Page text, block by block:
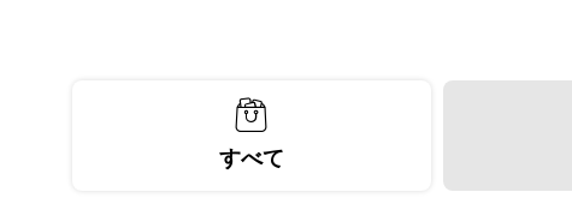
すべて